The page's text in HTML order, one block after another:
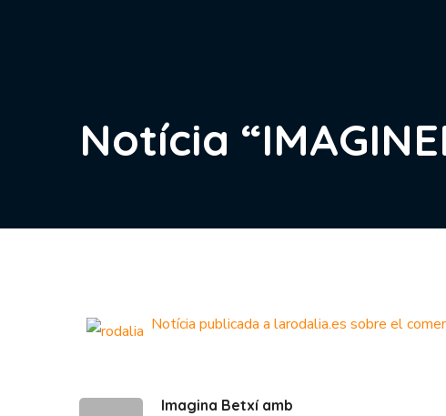
Notícia
Notícia publicada a larodalia.es sobre el
Imagina Betxí amb